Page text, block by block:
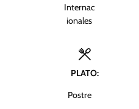
Internac
ionales
PLATO:
Postre